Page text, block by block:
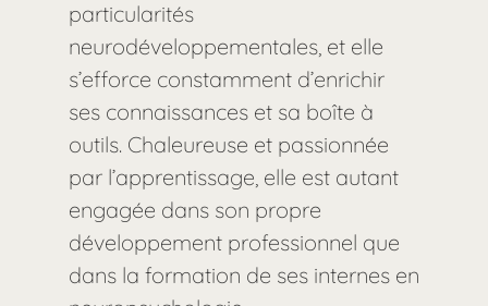
particularités
neurodéveloppementales, et elle
s’efforce constamment d’enrichir
ses connaissances et sa boîte à
outils. Chaleureuse et passionnée
par l’apprentissage, elle est autant
engagée dans son propre
développement professionnel que
dans la formation de ses internes en